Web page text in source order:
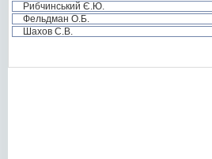
Рибчинський Є.Ю.
Фельдман О.Б.
Шахов С.В.